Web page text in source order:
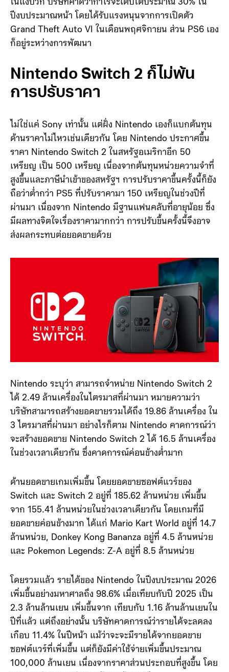
ปัจจุบันเอาไว้ก่อนหลังจากมีการปรับราคาขึ้นไปหลายครั้ง
แล้ว แม้ว่ายอดขายจะลดลง แต่ Sony ยังคงมองตลาดเกม
ในแง่บวก บริษัทคาดว่ากำไรจะเติบโตประมาณ 30% ใน
ปีงบประมาณหน้า โดยได้รับแรงหนุนจากการเปิดตัว
ก็อยู่ระหว่างการพัฒนา
Nintendo Switch 2 ก็ไม่พ้น
การปรับราคา
ไม่ใช่แค่ Sony เท่านั้น แต่ฝั่ง Nintendo เองก็แบกต้นทุน
ด้านราคาไม่ไหวเช่นเดียวกัน โดย Nintendo ประกาศขึ้น
ราคา Nintendo Switch 2 ในสหรัฐอเมริกาอีก 50
เหรียญ เป็น 500 เหรียญ เนื่องจากต้นทุนหน่วยความจำที่
สูงขึ้นและภาษีนำเข้าของสหรัฐฯ การปรับราคาขึ้นครั้งนี้ก็ยัง
ถือว่าต่ำกว่า PS5 ที่ปรับราคามา 150 เหรียญในช่วงปีที่
ผ่านมา เนื่องจาก Nintendo มีฐานแฟนคลับที่อายุน้อย ซึ่ง
Nintendo ระบุว่า สามารถจำหน่าย Nintendo Switch 2
ได้ 2.49 ล้านเครื่องในไตรมาสที่ผ่านมา หมายความว่า
บริษัทสามารถสร้างยอดขายรวมได้ถึง 19.86 ล้านเครื่อง ใน
3 ไตรมาสที่ผ่านมา อย่างไรก็ตาม Nintendo คาดการณ์ว่า
ในช่วงเวลาเดียวกัน ซึ่งคาดการณ์ค่อนข้างต่ำมาก
ด้านยอดขายเกมเพิ่มขึ้น โดยยอดขายซอฟต์แวร์ของ
Switch และ Switch 2 อยู่ที่ 185.62 ล้านหน่วย เพิ่มขึ้น
จาก 155.41 ล้านหน่วยในช่วงเวลาเดียวกัน โดยเกมที่มี
ยอดขายค่อนข้างมาก ได้แก่ Mario Kart World อยู่ที่ 14.7
และ Pokemon Legends: Z-A อยู่ที่ 8.5 ล้านหน่วย
โดยรวมแล้ว รายได้ของ Nintendo ในปีงบประมาณ 2026
เพิ่มขึ้นอย่างมหาศาลถึง 98.6% เมื่อเทียบกับปี 2025 เป็น
2.3 ล้านล้านเยน เพิ่มขึ้นจาก เทียบกับ 1.16 ล้านล้านเยนใน
ปีที่แล้ว แต่ถึงอย่างนั้น บริษัทคาดการณ์ว่ารายได้จะลดลง
เกือบ 11.4% ในปีหน้า แม้ว่าจะจะมีรายได้จากยอดขาย